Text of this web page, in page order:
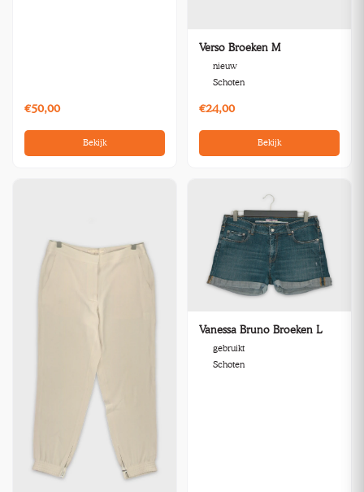
€50,00
Bekijk
Verso Broeken M
nieuw
Schoten
€24,00
Bekijk
Vanessa Bruno Broeken L
gebruikt
Schoten